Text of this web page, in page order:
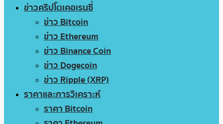
ข่าวคริปโตเคอเรนซี่
ข่าว Bitcoin
ข่าว Ethereum
ข่าว Binance Coin
ข่าว Dogecoin
ข่าว Ripple (XRP)
ราคาและการวิเคราะห์
ราคา Bitcoin